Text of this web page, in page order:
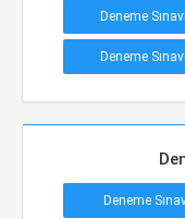
Deneme
Deneme
Deneme